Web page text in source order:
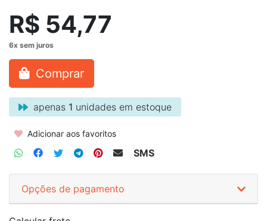
R$ 54,77
Comprar
apenas 1 unidades em estoque
Adicionar aos favoritos
SMS
Opções de pagamento